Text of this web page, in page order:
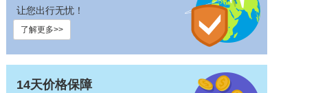
让您出行无忧！
了解更多>>
14天价格保障